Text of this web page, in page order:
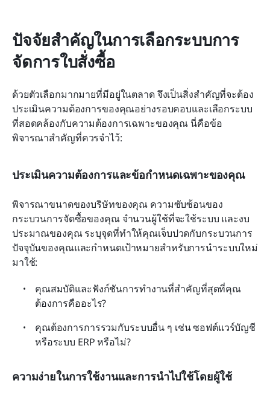
ปัจจัยสำคัญในการเลือกระบบการ
จัดการใบสั่งซื้อ
ด้วยตัวเลือกมากมายที่มีอยู่ในตลาด จึงเป็นสิ่งสำคัญที่จะต้อง
ประเมินความต้องการของคุณอย่างรอบคอบและเลือกระบบ
ที่สอดคล้องกับความต้องการเฉพาะของคุณ นี่คือข้อ
พิจารณาสำคัญที่ควรจำไว้:
ประเมินความต้องการและข้อกำหนดเฉพาะของคุณ
พิจารณาขนาดของบริษัทของคุณ ความซับซ้อนของ
กระบวนการจัดซื้อของคุณ จำนวนผู้ใช้ที่จะใช้ระบบ และงบ
ประมาณของคุณ ระบุจุดที่ทำให้คุณเจ็บปวดกับกระบวนการ
ปัจจุบันของคุณและกำหนดเป้าหมายสำหรับการนำระบบใหม่
มาใช้:
คุณสมบัติและฟังก์ชันการทำงานที่สำคัญที่สุดที่คุณ
ต้องการคืออะไร?
คุณต้องการการรวมกับระบบอื่น ๆ เช่น ซอฟต์แวร์บัญชี
หรือระบบ ERP หรือไม่?
ความง่ายในการใช้งานและการนำไปใช้โดยผู้ใช้